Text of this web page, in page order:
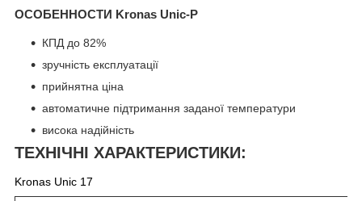
ОСОБЕННОСТИ Kronas Unic-P
КПД до 82%
зручність експлуатації
прийнятна ціна
автоматичне підтримання заданої температури
висока надійність
ТЕХНІЧНІ ХАРАКТЕРИСТИКИ:
Kronas Unic 17